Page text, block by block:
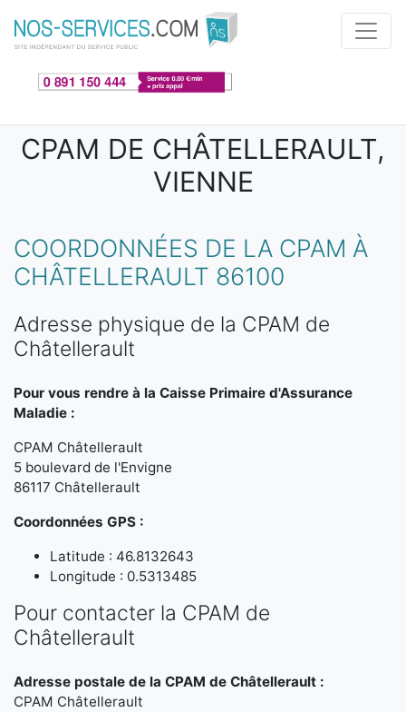
Aller au contenu principal
CPAM DE CHÂTELLERAULT,
VIENNE
COORDONNÉES DE LA CPAM À
CHÂTELLERAULT 86100
Adresse physique de la CPAM de
Châtellerault
Pour vous rendre à la Caisse Primaire d'Assurance
Maladie :
CPAM Châtellerault
5 boulevard de l'Envigne
86117 Châtellerault
Coordonnées GPS :
Latitude : 46.8132643
Longitude : 0.5313485
Pour contacter la CPAM de
Châtellerault
Adresse postale de la CPAM de Châtellerault :
CPAM Châtellerault